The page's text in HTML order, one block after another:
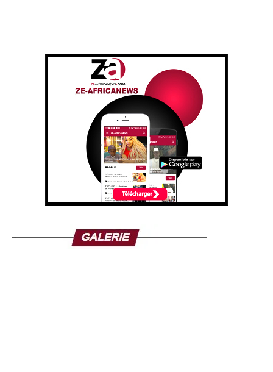
salaire et nos primes »,
explique-t-il.
Les équipes sanitaires interviennent en effet dans des
environnements à forte exposition, manipulant des cas
potentiellement mortels, souvent sans garanties
Cette mobilisation intervient alors que la 17e épidémie
d’Ebola en RDC est considérée comme l’une des plus
décès, touchant cinq provinces du pays. Face à l’ampleur
de la crise, les populations appellent à une réponse plus